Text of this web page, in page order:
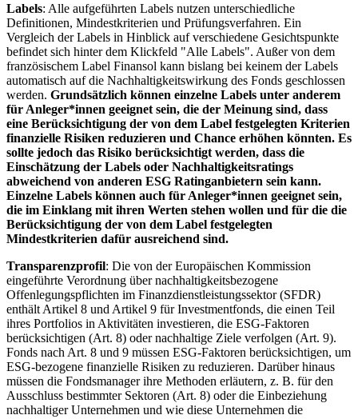
Labels: Alle aufgeführten Labels nutzen unterschiedliche
Definitionen, Mindestkriterien und Prüfungsverfahren. Ein
Vergleich der Labels in Hinblick auf verschiedene Gesichtspunkte
befindet sich hinter dem Klickfeld "Alle Labels". Außer von dem
französischem Label Finansol kann bislang bei keinem der Labels
automatisch auf die Nachhaltigkeitswirkung des Fonds geschlossen
werden. Grundsätzlich können einzelne Labels unter anderem
für Anleger*innen geeignet sein, die der Meinung sind, dass
eine Berücksichtigung der von dem Label festgelegten Kriterien
finanzielle Risiken reduzieren und Chance erhöhen könnten. Es
sollte jedoch das Risiko berücksichtigt werden, dass die
Einschätzung der Labels oder Nachhaltigkeitsratings
abweichend von anderen ESG Ratinganbietern sein kann.
Einzelne Labels können auch für Anleger*innen geeignet sein,
die im Einklang mit ihren Werten stehen wollen und für die die
Berücksichtigung der von dem Label festgelegten
Mindestkriterien dafür ausreichend sind.
Transparenzprofil: Die von der Europäischen Kommission
eingeführte Verordnung über nachhaltigkeitsbezogene
Offenlegungspflichten im Finanzdienstleistungssektor (SFDR)
enthält Artikel 8 und Artikel 9 für Investmentfonds, die einen Teil
ihres Portfolios in Aktivitäten investieren, die ESG-Faktoren
berücksichtigen (Art. 8) oder nachhaltige Ziele verfolgen (Art. 9).
Fonds nach Art. 8 und 9 müssen ESG-Faktoren berücksichtigen, um
ESG-bezogene finanzielle Risiken zu reduzieren. Darüber hinaus
müssen die Fondsmanager ihre Methoden erläutern, z. B. für den
Ausschluss bestimmter Sektoren (Art. 8) oder die Einbeziehung
nachhaltiger Unternehmen und wie diese Unternehmen die